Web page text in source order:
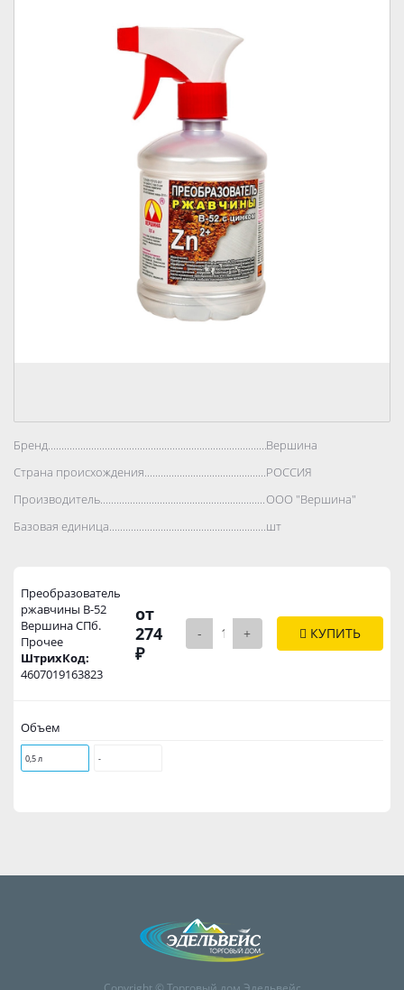
Бренд..................................................................................Вершина
Страна происхождения..................................................................................
РОССИЯ
Производитель..................................................................................
ООО "Вершина"
Базовая единица..................................................................................
шт
Преобразователь
ржавчины В-52
Вершина СПб.
Прочее
ШтрихКод:
4607019163823
от
274
₽
- + КУПИТЬ
Объем
0,5 л -